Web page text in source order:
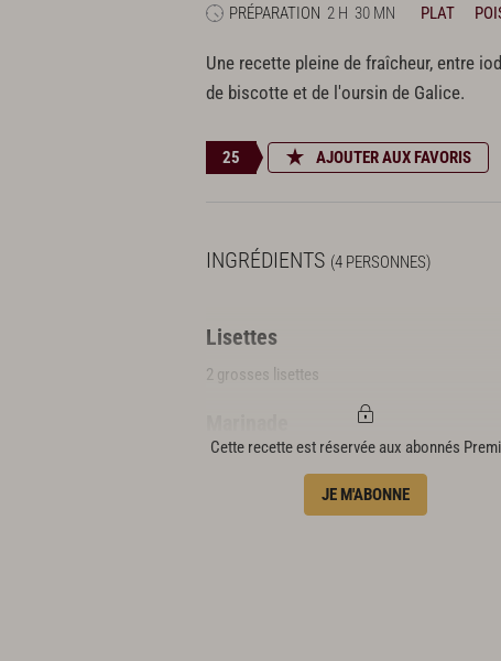
PRÉPARATION 2 H 30 MN PLAT
Une recette pleine de fraîcheur, entre
de biscotte et de l'oursin de Galice.
25 AJOUTER AUX FAVORIS
INGRÉDIENTS (4 PERSONNES)
Lisettes
2 grosses lisettes
1 c. à s. de sauce d'huîtres
Cette recette est réservée aux abonnés
JE M'ABONNE